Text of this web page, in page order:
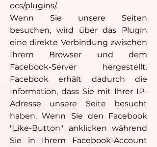
ocs/plugins/.
Wenn Sie unsere Seiten
besuchen, wird über das Plugin
eine direkte Verbindung zwischen
Ihrem Browser und dem
Facebook-Server hergestellt.
Facebook erhält dadurch die
Information, dass Sie mit Ihrer IP-
Adresse unsere Seite besucht
haben. Wenn Sie den Facebook
"Like-Button" anklicken während
Sie in Ihrem Facebook-Account